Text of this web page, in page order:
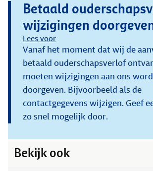
Betaald
wijzigingen
Lees voor
Vanaf het moment dat wij de
betaald ouderschapsverlof
moeten wijzigingen aan ons
doorgeven. Bijvoorbeeld als de
contactgegevens wijzigen. Geef
zo snel mogelijk door.
Bekijk ook